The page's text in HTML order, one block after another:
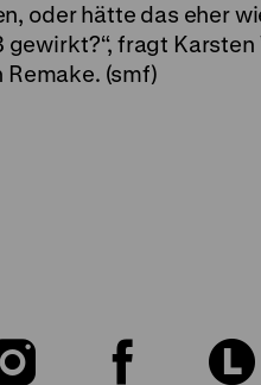
oder hätte das eher
fragt Karsten
(smf)
Zu
Zu